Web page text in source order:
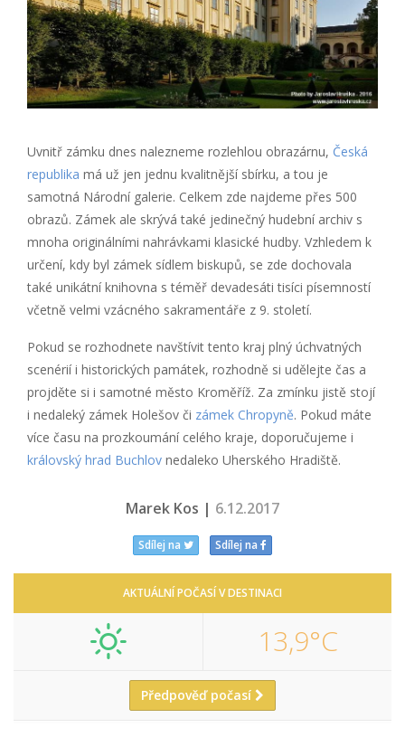
Uvnitř zámku dnes nalezneme rozlehlou obrazárnu, Česká
republika má už jen jednu kvalitnější sbírku, a tou je
samotná Národní galerie. Celkem zde najdeme přes 500
obrazů. Zámek ale skrývá také jedinečný hudební archiv s
mnoha originálními nahrávkami klasické hudby. Vzhledem k
určení, kdy byl zámek sídlem biskupů, se zde dochovala
také unikátní knihovna s téměř devadesáti tisíci písemností
včetně velmi vzácného sakramentáře z 9. století.
Pokud se rozhodnete navštívit tento kraj plný úchvatných
scenérií i historických památek, rozhodně si udělejte čas a
projděte si i samotné město Kroměříž. Za zmínku jistě stojí
i nedaleký zámek Holešov či zámek Chropyně. Pokud máte
více času na prozkoumání celého kraje, doporučujeme i
královský hrad Buchlov nedaleko Uherského Hradiště.
Marek Kos | 6.12.2017
Sdílej na Sdílej na
AKTUÁLNÍ POČASÍ V DESTINACI
13,9°C
Předpověď počasí